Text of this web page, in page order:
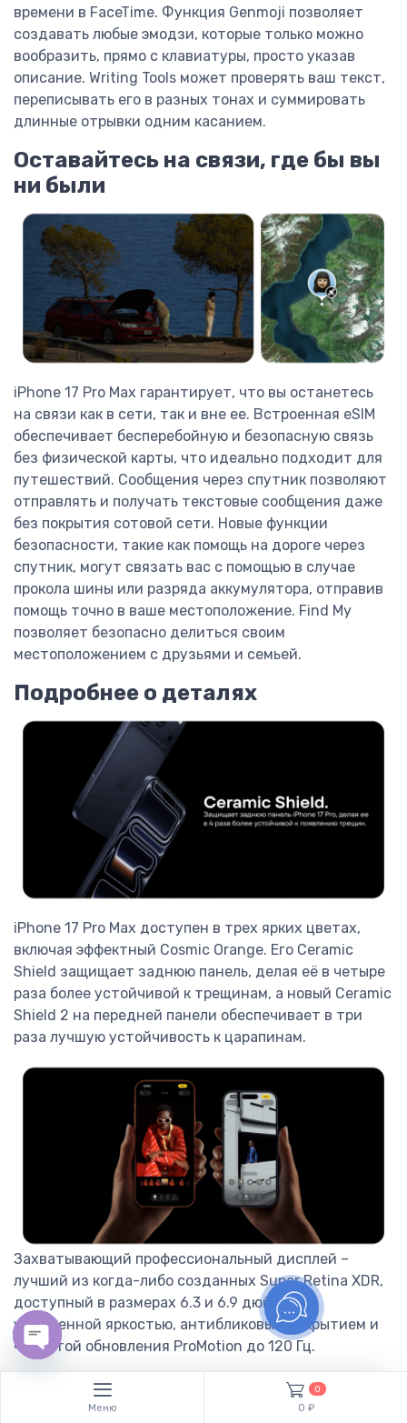
времени в FaceTime. Функция Genmoji позволяет
создавать любые эмодзи, которые только можно
вообразить, прямо с клавиатуры, просто указав
описание. Writing Tools может проверять ваш текст,
переписывать его в разных тонах и суммировать
длинные отрывки одним касанием.
Оставайтесь на связи, где бы вы
ни были
iPhone 17 Pro Max гарантирует, что вы останетесь
на связи как в сети, так и вне ее. Встроенная eSIM
обеспечивает бесперебойную и безопасную связь
без физической карты, что идеально подходит для
путешествий. Сообщения через спутник позволяют
отправлять и получать текстовые сообщения даже
без покрытия сотовой сети. Новые функции
безопасности, такие как помощь на дороге через
спутник, могут связать вас с помощью в случае
прокола шины или разряда аккумулятора, отправив
помощь точно в ваше местоположение. Find My
позволяет безопасно делиться своим
местоположением с друзьями и семьей.
Подробнее о деталях
iPhone 17 Pro Max доступен в трех ярких цветах,
включая эффектный Cosmic Orange. Его Ceramic
Shield защищает заднюю панель, делая её в четыре
раза более устойчивой к трещинам, а новый Ceramic
Shield 2 на передней панели обеспечивает в три
раза лучшую устойчивость к царапинам.
Захватывающий профессиональный дисплей –
лучший из когда-либо созданных Super Retina XDR,
доступный в размерах 6.3 и 6.9 дюйма, с
улучшенной яркостью, антибликовым покрытием и
частотой обновления ProMotion до 120 Гц.
Меню
0
0 ₽
Open chaty